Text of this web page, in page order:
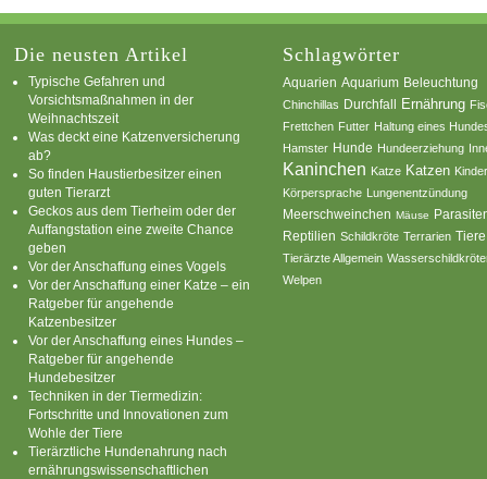
Die neusten Artikel
Typische Gefahren und
Vorsichtsmaßnahmen in der
Weihnachtszeit
Was deckt eine Katzenversicherung
ab?
So finden Haustierbesitzer einen
guten Tierarzt
Geckos aus dem Tierheim oder der
Auffangstation eine zweite Chance
geben
Vor der Anschaffung eines Vogels
Vor der Anschaffung einer Katze – ein
Ratgeber für angehende
Katzenbesitzer
Vor der Anschaffung eines Hundes –
Ratgeber für angehende
Hundebesitzer
Techniken in der Tiermedizin:
Fortschritte und Innovationen zum
Wohle der Tiere
Tierärztliche Hundenahrung nach
ernährungswissenschaftlichen
Schlagwörter
Aquarien Aquarium Beleuchtung
Chinchillas Durchfall Ernährung
Frettchen Futter Haltung eines
Hamster Hunde Hundeerziehung
Kaninchen Katze Katzen
Körpersprache Lungenentzündung
Meerschweinchen Mäuse
Reptilien Schildkröte Terrarien Tiere
Tierärzte Allgemein
Welpen